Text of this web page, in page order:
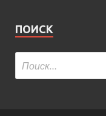
ПОИСК